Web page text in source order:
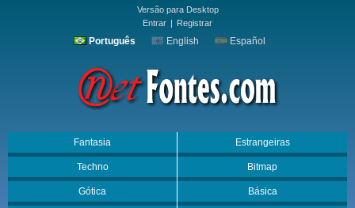
Versão para Desktop
Entrar | Registrar
Português English Español
Fantasia Estrangeiras
Techno Bitmap
Gótica Básica